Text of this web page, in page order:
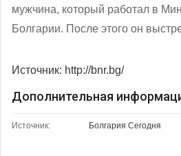
мужчина, который работал в
Болгарии. После этого он
Источник: http://bnr.bg/
Дополнительная
Источник: Болгария Сегодня